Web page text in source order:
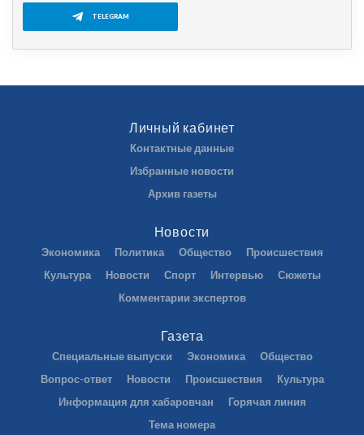
TELEGRAM
Личный кабинет
Контактные данные
Избранные новости
Архив газеты
Новости
Экономика Политика Общество
Происшествия
Культура
Новости Спорт Интервью
Сюжеты
Комментарии экспертов
Газета
Специальные выпуски Экономика
Общество
Вопрос-ответ
Новости Происшествия
Культура
Информация для хабаровчан
Горячая линия
Тема номера